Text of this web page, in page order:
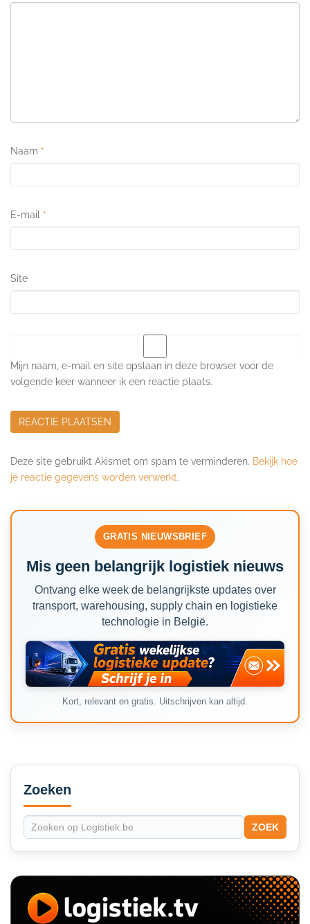
Naam *
E-mail *
Site
Mijn naam, e-mail en site opslaan in deze browser voor de
volgende keer wanneer ik een reactie plaats.
Deze site gebruikt Akismet om spam te verminderen. Bekijk hoe
je reactie gegevens worden verwerkt.
GRATIS NIEUWSBRIEF
Mis geen belangrijk logistiek nieuws
Ontvang elke week de belangrijkste updates over
transport, warehousing, supply chain en logistieke
technologie in België.
Kort, relevant en gratis. Uitschrijven kan altijd.
Secondary
Sidebar
Zoeken
ZOEK